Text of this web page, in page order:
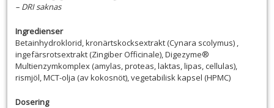
– DRI saknas
Ingredienser
Betainhydroklorid, kronärtskocksextrakt (Cynara scolymus) ,
ingefärsrotsextrakt (Zingiber Officinale), Digezyme®
Multienzymkomplex (amylas, proteas, laktas, lipas, cellulas),
rismjöl, MCT-olja (av kokosnöt), vegetabilisk kapsel (HPMC)
Dosering